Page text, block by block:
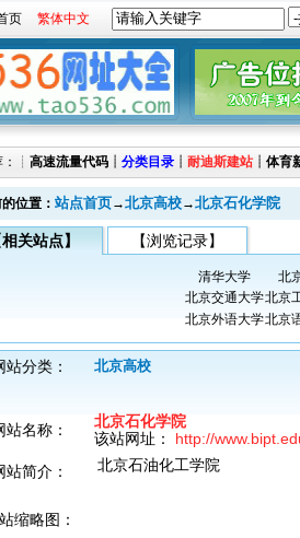
页 繁体中文
┊ 高速流量代码 ┊ 分类目录 ┊ 耐迪斯建站 ┊ 体育
位置： 站点首页→北京高校→北京石化学院
相关站点】 【浏览记录】
清华大学 北
北京交通大学北京
北京外语大学北京
站分类： 北京高校
站名称：
北京石化学院
该站网址： http://
站简介：
北京石油化工学院
缩略图：